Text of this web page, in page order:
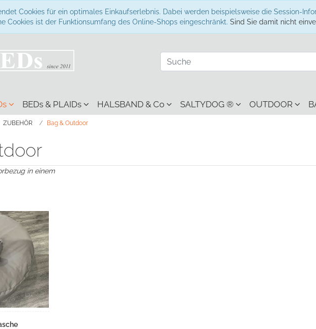
Cookies für ein optimales Einkaufserlebnis. Dabei werden beispielsweise die Session-
Cookies ist der Funktionsumfang des Online-Shops eingeschränkt. Sind Sie damit nicht
BEDs & PLAIDs HALSBAND & Co SALTYDOG ® OUTDOOR
ZUBEHÖR Bag & Outdoor
in einem